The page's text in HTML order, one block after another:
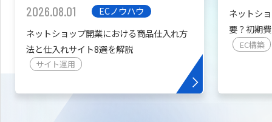
2026.08.01
ECノウハウ
ネットショップ開業における商品仕入れ方
法と仕入れサイト8選を解説
サイト運用
ネットシ
要？初期
を紹介
EC構築